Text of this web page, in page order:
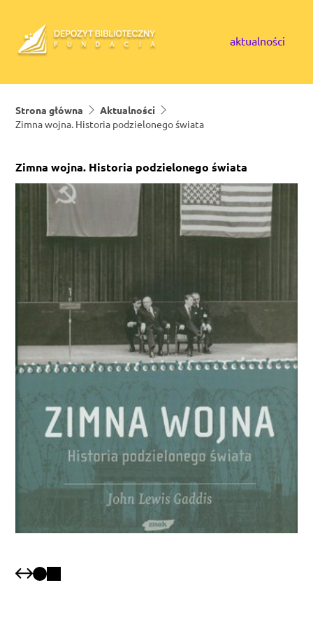
aktualności
Strona główna
Aktualności
Zimna wojna. Historia podzielonego świata
Zimna wojna. Historia podzielonego świata